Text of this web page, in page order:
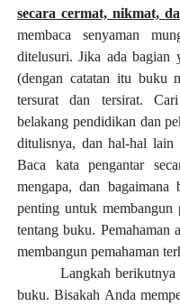
secara cermat, nikmat,
membaca senyaman
ditelusuri. Jika ada bagian
(dengan catatan itu buku
tersurat dan tersirat.
belakang pendidikan dan
ditulisnya, dan hal-hal lain
Baca kata pengantar
mengapa, dan
penting untuk membangun
tentang buku. Pemahaman
membangun pemahaman
Langkah berikutnya
buku.Bisakah Anda